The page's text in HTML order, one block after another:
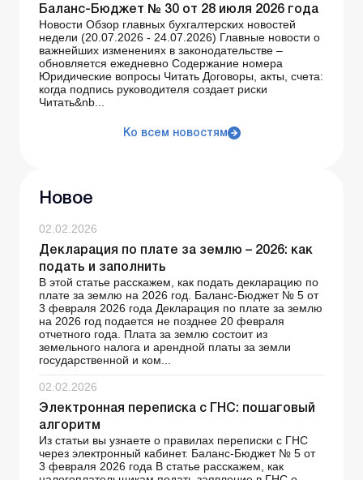
Баланс-Бюджет № 30 от 28 июля 2026 года
Новости Обзор главных бухгалтерских новостей
недели (20.07.2026 - 24.07.2026) Главные новости о
важнейших изменениях в законодательстве –
обновляется ежедневно Содержание номера
Юридические вопросы Читать Договоры, акты, счета:
когда подпись руководителя создает риски
Читать&nb...
Ко всем новостям
Новое
02.02.2026
Декларация по плате за землю – 2026: как
подать и заполнить
В этой статье расскажем, как подать декларацию по
плате за землю на 2026 год. Баланс-Бюджет № 5 от
3 февраля 2026 года Декларация по плате за землю
на 2026 год подается не позднее 20 февраля
отчетного года. Плата за землю состоит из
земельного налога и арендной платы за земли
государственной и ком...
02.02.2026
Электронная переписка с ГНС: пошаговый
алгоритм
Из статьи вы узнаете о правилах переписки с ГНС
через электронный кабинет. Баланс-Бюджет № 5 от
3 февраля 2026 года В статье расскажем, как